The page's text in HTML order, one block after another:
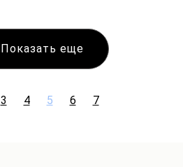
Показать еще
3 4 5 6 7